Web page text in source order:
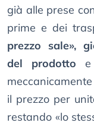
già alle prese
prime e dei
prezzo sale»,
del prodotto e
il prezzo per
restando «lo